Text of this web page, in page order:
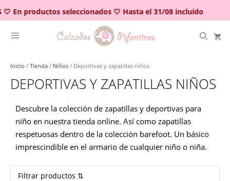
🤍 En productos seleccionados 🤍 Hasta el 31/08 incluido
al
contenido
Inicio / Tienda / Niños / Deportivas y zapatillas niños
DEPORTIVAS Y ZAPATILLAS NIÑOS
Descubre la colección de zapatillas y deportivas para
niño en nuestra tienda online. Así como zapatillas
respetuosas dentro de la colección barefoot. Un básico
imprescindible en el armario de cualquier niño o niña.
Filtrar productos ⇅